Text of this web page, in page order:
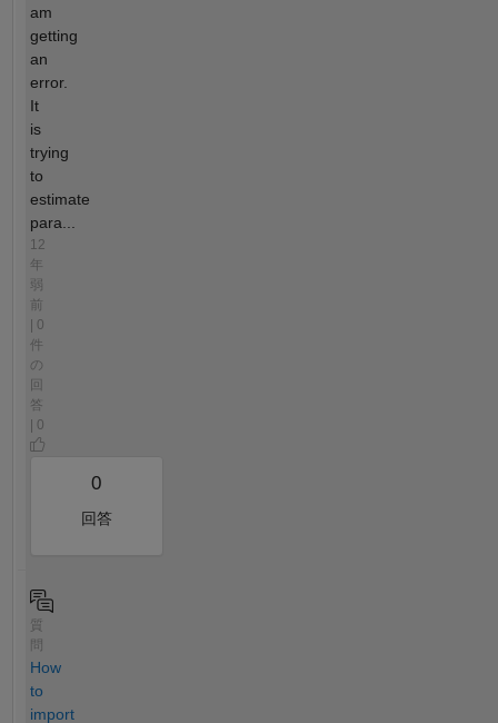
am
getting
an
error.
It
is
trying
to
estimate
para...
12
年
弱
前
| 0
件
の
回
答
| 0
0
回答
質
How
to
import